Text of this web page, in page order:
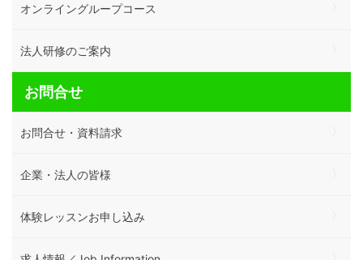
オンライングループコース
法人研修のご案内
お問合せ
お問合せ・資料請求
企業・法人の皆様
体験レッスンお申し込み